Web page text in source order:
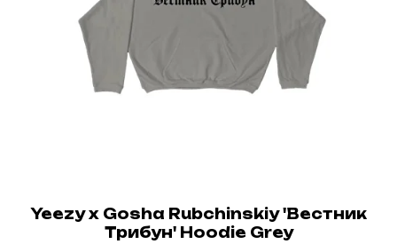
Yeezy x Gosha Rubchinskiy 'Вестник
Трибун' Hoodie Grey